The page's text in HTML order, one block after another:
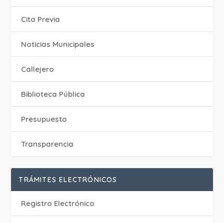
Cita Previa
‎Noticias Municipales
Callejero
Biblioteca Pública
Presupuesto
Transparencia
TRÁMITES ELECTRÓNICOS
Registro Electrónico